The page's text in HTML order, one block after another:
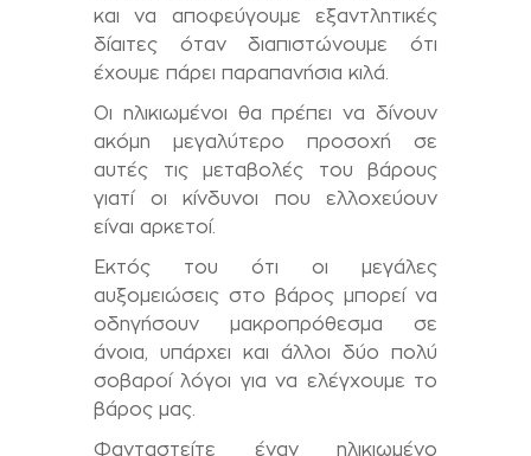
και να αποφεύγουμε εξαντλητικές
δίαιτες όταν διαπιστώνουμε ότι
έχουμε πάρει παραπανήσια κιλά.
Οι ηλικιωμένοι θα πρέπει να δίνουν
ακόμη μεγαλύτερο προσοχή σε
αυτές τις μεταβολές του βάρους
γιατί οι κίνδυνοι που ελλοχεύουν
είναι αρκετοί.
Εκτός του ότι οι μεγάλες
αυξομειώσεις στο βάρος μπορεί να
οδηγήσουν μακροπρόθεσμα σε
άνοια, υπάρχει και άλλοι δύο πολύ
σοβαροί λόγοι για να ελέγχουμε το
βάρος μας.
Φανταστείτε έναν ηλικιωμένο